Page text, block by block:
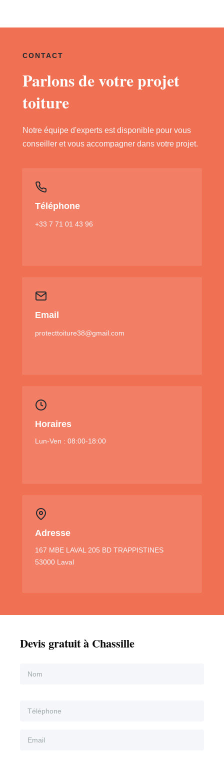
CONTACT
Parlons de votre projet
toiture
Notre équipe d'experts est disponible pour vous
conseiller et vous accompagner dans votre projet.
Téléphone
+33 7 71 01 43 96
Email
protecttoiture38@gmail.com
Horaires
Lun-Ven : 08:00-18:00
Adresse
167 MBE LAVAL 205 BD TRAPPISTINES
53000 Laval
Devis gratuit à Chassille